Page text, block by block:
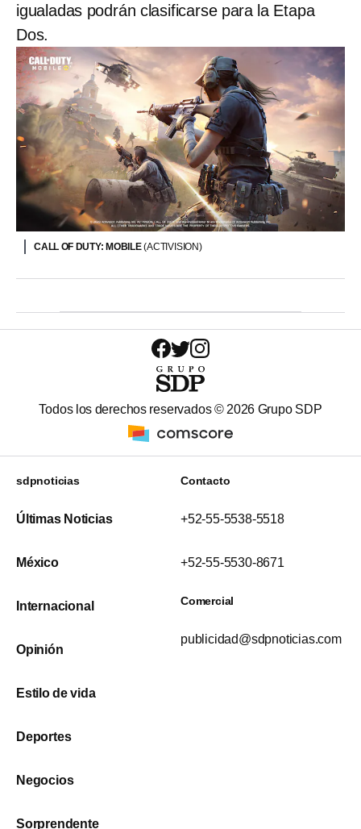
igualadas podrán clasificarse para la Etapa
Dos.
CALL OF DUTY: MOBILE(ACTIVISION)
Todos los derechos reservados © 2026 Grupo SDP
sdpnoticias
Últimas Noticias
México
Internacional
Opinión
Estilo de vida
Deportes
Negocios
Sorprendente
Contacto
+52-55-5538-5518
+52-55-5530-8671
Comercial
publicidad@sdpnoticias.com